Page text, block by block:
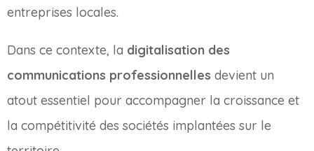
entreprises locales.
Dans ce contexte, la digitalisation des
communications professionnelles devient un
atout essentiel pour accompagner la croissance et
la compétitivité des sociétés implantées sur le